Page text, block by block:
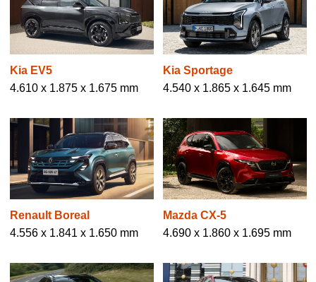
Kia EV5
4.610 x 1.875 x 1.675 mm
Kia Sportage
4.540 x 1.865 x 1.645 mm
Renault Boreal
4.556 x 1.841 x 1.650 mm
Mazda CX-5
4.690 x 1.860 x 1.695 mm